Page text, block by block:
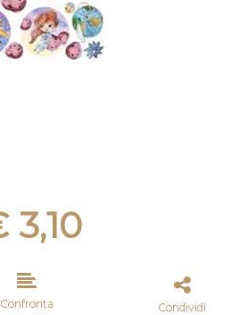
3,10
Confronta Condividi